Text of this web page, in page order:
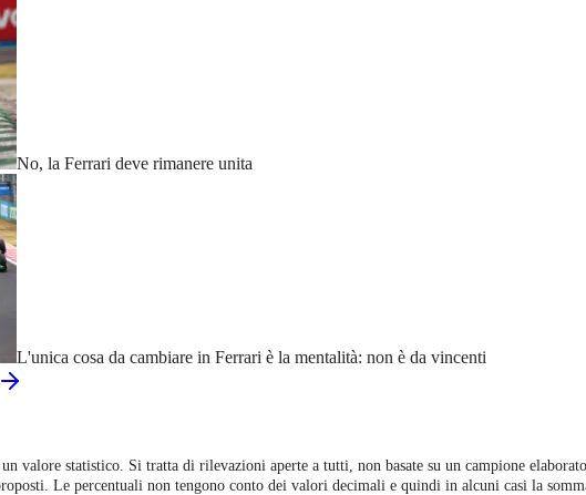
No, la Ferrari deve rimanere unita
L'unica cosa da cambiare in Ferrari è la mentalità: non è da vincenti
valore statistico. Si tratta di rilevazioni aperte a tutti, non basate su un campione
Le percentuali non tengono conto dei valori decimali e quindi in alcuni casi la